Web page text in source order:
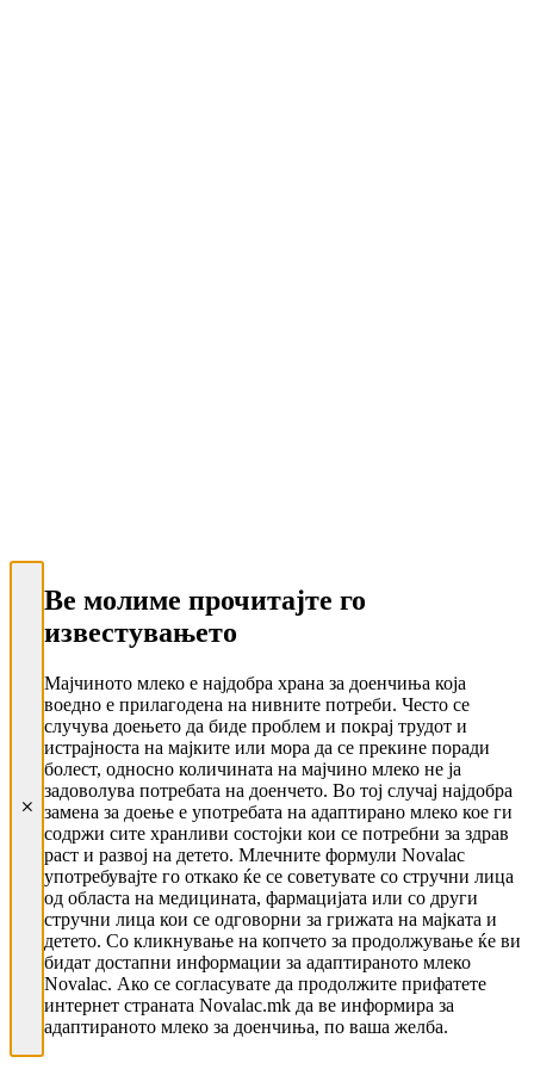
Ве молиме прочитајте го
известувањето
Мајчиното млеко е најдобра храна за доенчиња која
воедно е прилагодена на нивните потреби. Често се
случува доењето да биде проблем и покрај трудот и
истрајноста на мајките или мора да се прекине поради
болест, односно количината на мајчино млеко не ја
задоволува потребата на доенчето. Во тој случај најдобра
замена за доење е употребата на адаптирано млеко кое ги
содржи сите хранливи состојки кои се потребни за здрав
раст и развој на детето. Млечните формули Novalac
употребувајте го откако ќе се советувате со стручни лица
од областа на медицината, фармацијата или со други
стручни лица кои се одговорни за грижата на мајката и
детето. Со кликнување на копчето за продолжување ќе ви
бидат достапни информации за адаптираното млеко
Novalac. Ако се согласувате да продолжите прифатете
интернет страната Novalac.mk да ве информира за
адаптираното млеко за доенчиња, по ваша желба.